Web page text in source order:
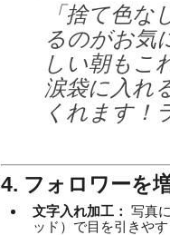
「捨て色
るのがお気
しい朝もこ
涙袋に入れ
くれます！
4. フォロワーを
文字入れ加工： 写真
ッド）で目を引きやす